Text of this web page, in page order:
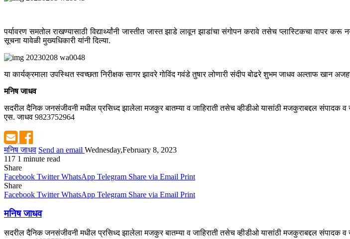
पर्यावरण समतोल राखण्यासाठी विद्यार्थ्यांनी जास्तीत जास्त झाडे लावून झाडांचा संगोपन करावे तसेच प्लास्टिकचा वापर
सूचना यावेळी मुख्यधिकारी यांनी दिल्या.
या कार्यक्रमाला उपस्थित स्वच्छता निरीक्षक सागर झावरे गोविंद गवंडे तुषार लोणारी संदीप बोढरे शुभम जाधव अल्ताफ खान
मनिष जाधव
सदरील दैनिक जनसंजीवनी मधील प्रसिध्द झालेला मजकुर बातम्या व जाहिराती तसेच व्हीडीओ यासांठी मजकुराबद्दल
एस. जाधव 9823752964
मनिष जाधव Send an email Wednesday,February 8, 2023
117 1 minute read
Share
Facebook Twitter WhatsApp Telegram Share via Email Print
Share
Facebook Twitter WhatsApp Telegram Share via Email Print
मनिष जाधव
सदरील दैनिक जनसंजीवनी मधील प्रसिध्द झालेला मजकुर बातम्या व जाहिराती तसेच व्हीडीओ यासांठी मजकुराबद्दल